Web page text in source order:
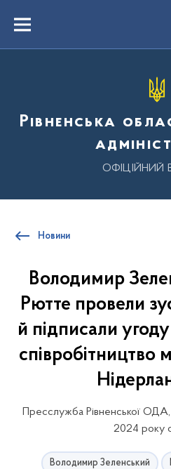
вмістуMenu
Рівненська
ОФІЦІЙНИЙ
Новини
Володимир
Рютте провели
й підписали
співробітництво
Пресслужба Рівненської
2024 року
Володимир Зеленський